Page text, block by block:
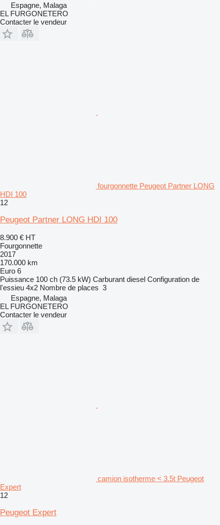
Espagne, Malaga
EL FURGONETERO
Contacter le vendeur
fourgonnette Peugeot Partner LONG
HDI 100
12
Peugeot Partner LONG HDI 100
8.900 € HT
Fourgonnette
2017
170.000 km
Euro 6
Puissance 100 ch (73.5 kW) Carburant diesel Configuration de
l'essieu 4x2 Nombre de places 3
Espagne, Malaga
EL FURGONETERO
Contacter le vendeur
camion isotherme < 3.5t Peugeot
Expert
12
Peugeot Expert